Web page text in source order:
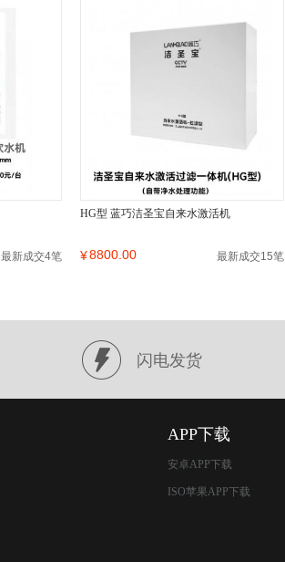
最新成交4笔
HG型 蓝巧洁圣宝自来水激活机
¥8800.00 最新成交15笔
闪电发货
APP下载
安卓APP下载
ISO苹果APP下载